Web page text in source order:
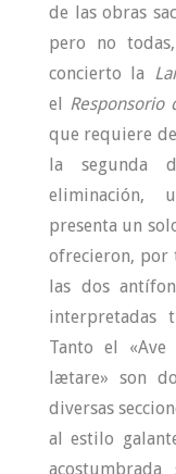
de las obras
pero no
concierto la
el Responsorio
que requiere
la segunda
eliminación,
presenta un
ofrecieron, por
las dos
interpretadas
Tanto el «Ave
lætare» son
diversas
al estilo